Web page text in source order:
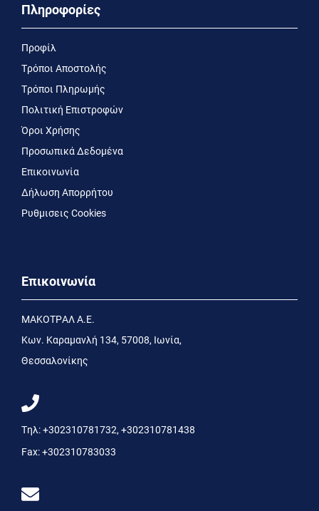
Πληροφορίες
Προφίλ
Τρόποι Αποστολής
Τρόποι Πληρωμής
Πολιτική Επιστροφών
Όροι Χρήσης
Προσωπικά Δεδομένα
Επικοινωνία
Δήλωση Απορρήτου
Ρυθμισεις Cookies
Επικοινωνία
MΑΚΟΤΡΑΛ Α.Ε.
Kων. Kαραμανλή 134, 57008, Ιωνία,
Θεσσαλονίκης
Τηλ:+302310781732, +302310781438
Fax:+302310783033